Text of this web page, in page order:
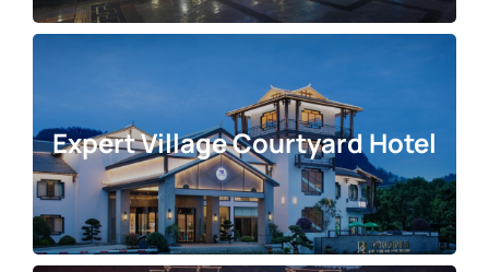
Expert Village Courtyard Hotel